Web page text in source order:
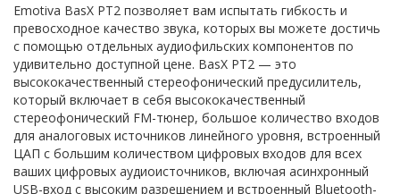
Emotiva BasX PT2 позволяет вам испытать гибкость и
превосходное качество звука, которых вы можете достичь
с помощью отдельных аудиофильских компонентов по
удивительно доступной цене. BasX PT2 — это
высококачественный стереофонический предусилитель,
который включает в себя высококачественный
стереофонический FM-тюнер, большое количество входов
для аналоговых источников линейного уровня, встроенный
ЦАП с большим количеством цифровых входов для всех
ваших цифровых аудиоисточников, включая асинхронный
USB-вход с высоким разрешением и встроенный Bluetooth-